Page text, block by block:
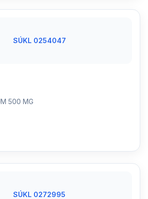
SÚKL 0254047
500 MG
SÚKL 0272995